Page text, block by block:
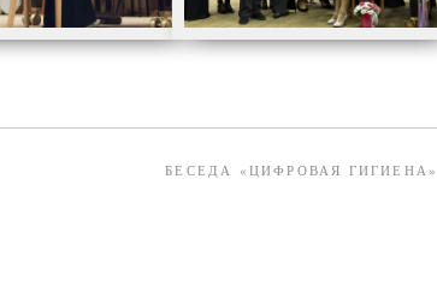
БЕСЕДА «ЦИФРОВАЯ ГИГИЕНА»